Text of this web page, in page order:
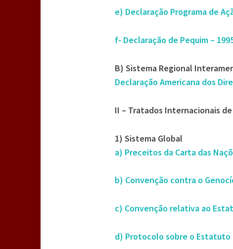
e) Declaração Programa de
f- Declaração de Pequim –
B) Sistema Regional
Declaração Americana dos
II – Tratados Internacionais
1) Sistema Global
a) Preceitos da Carta das
b) Convenção contra o
c) Convenção relativa ao
d) Protocolo sobre o Estatuto